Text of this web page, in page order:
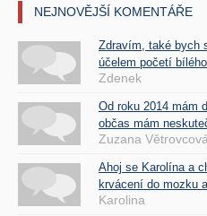
NEJNOVĚJŠÍ KOMENTÁŘE
Zdravím, také bych
účelem početí
Zdenek
Od roku 2014 mám
občas mám
Zuzana Větrovcová
Ahoj se Karolína a
krvácení do mozku
Karolina